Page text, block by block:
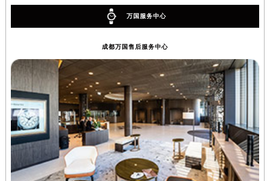
万国服务中心
成都万国售后服务中心